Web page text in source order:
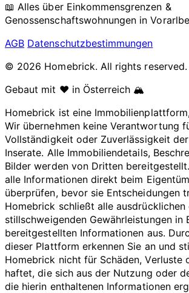
📖 Alles über Einkommensgrenzen &
Genossenschaftswohnungen in
AGB Datenschutzbestimmungen
© 2026 Homebrick. All rights reserved.
Gebaut mit ❤️ in Österreich 🏔️
Homebrick ist eine
Wir übernehmen keine Verantwortung
Vollständigkeit oder Zuverlässigkeit
Inserate. Alle Immobiliendetails,
Bilder werden von Dritten
alle Informationen direkt beim
überprüfen, bevor sie Entscheidungen
Homebrick schließt alle ausdrücklichen
stillschweigenden Gewährleistungen in
bereitgestellten Informationen aus.
dieser Plattform erkennen Sie an und
Homebrick nicht für Schäden, Verluste
haftet, die sich aus der Nutzung oder
die hierin enthaltenen Informationen